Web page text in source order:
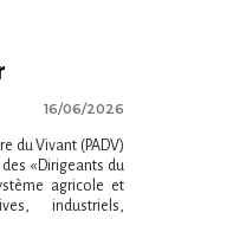
16/06/2026
du Vivant (PADV)
« Dirigeants du
agricole et
industriels,